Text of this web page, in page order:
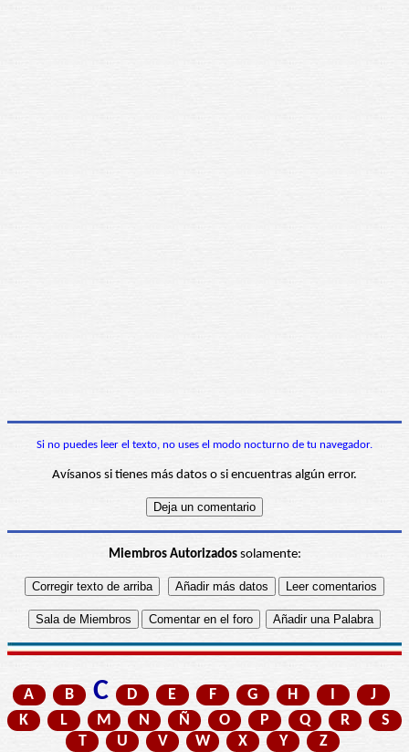
Si no puedes leer el texto, no uses el modo nocturno de tu navegador.
Avísanos si tienes más datos o si encuentras algún error.
Miembros Autorizadossolamente:
A B C D E F G H I
J
K
L M N Ñ O P Q R
S
T
U V W X Y Z